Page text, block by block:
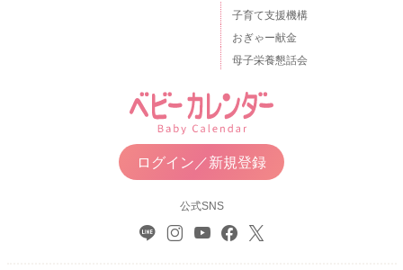
子育て支援機構
おぎゃー献金
母子栄養懇話会
ログイン／新規登録
公式SNS